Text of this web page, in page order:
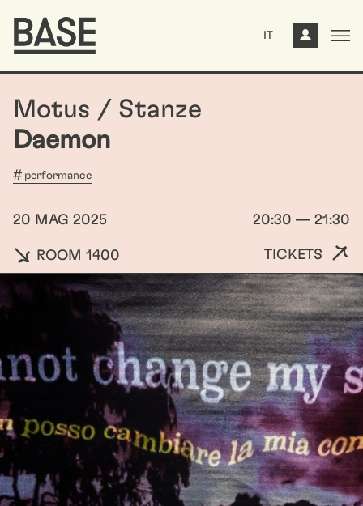
IT
Motus / Stanze
Daemon
performance
20 MAG 2025 20:30 — 21:30
ROOM 1400 TICKETS